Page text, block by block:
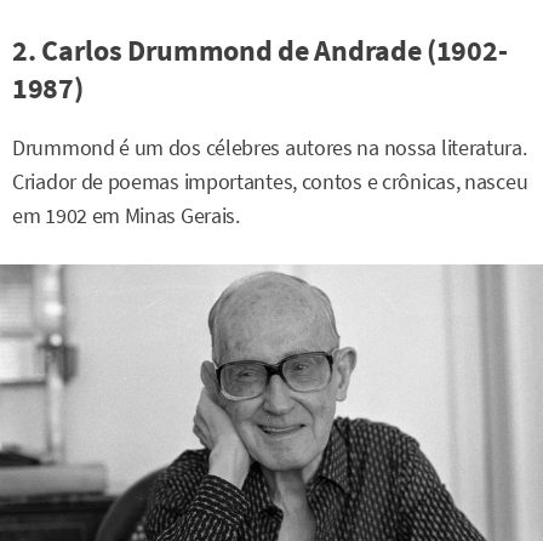
2. Carlos Drummond de Andrade (1902-
1987)
Drummond é um dos célebres autores na nossa literatura.
Criador de poemas importantes, contos e crônicas, nasceu
em 1902 em Minas Gerais.